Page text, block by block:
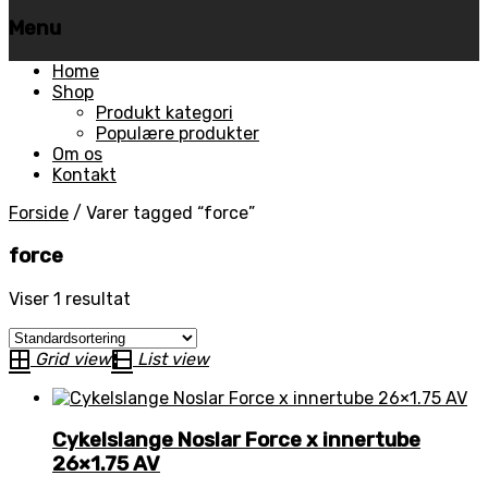
Menu
Skip
Home
Shop
Produkt kategori
Populære produkter
Om os
Kontakt
Forside / Varer tagged “force”
force
Viser 1 resultat
Grid view List view
Cykelslange Noslar Force x innertube
26×1.75 AV